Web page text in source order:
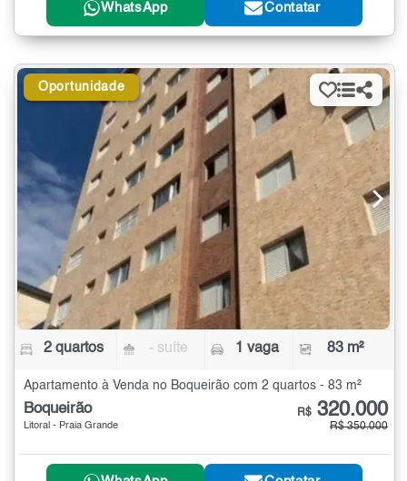
WhatsApp Contatar
Oportunidade
2 quartos - suíte 1 vaga 83 m²
Apartamento à Venda no Boqueirão com 2 quartos - 83 m²
Boqueirão
Litoral - Praia Grande
R$ 320.000
R$ 350.000